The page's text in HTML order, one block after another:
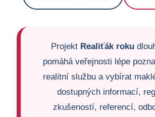
Projekt Realiťák roku
pomáhá veřejnosti lépe
realitní službu a vybírat
dostupných informací,
zkušeností, referencí,